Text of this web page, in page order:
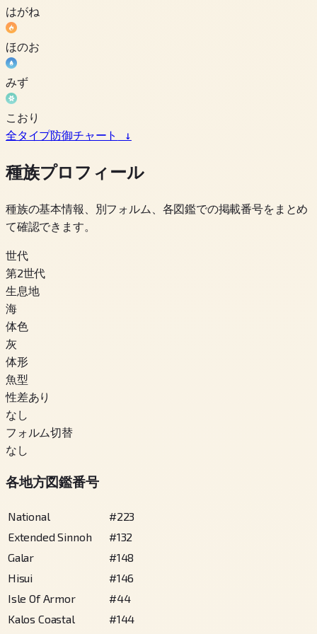
はがね
ほのお
みず
こおり
全タイプ防御チャート
↓
種族プロフィール
種族の基本情報、別フォルム、各図鑑での掲載番号をまとめ
て確認できます。
世代
第2世代
生息地
海
体色
灰
体形
魚型
性差あり
なし
フォルム切替
なし
各地方図鑑番号
National #223
Extended Sinnoh
#132
Galar
#148
Hisui
#146
Isle Of Armor
#44
Kalos Coastal
#144